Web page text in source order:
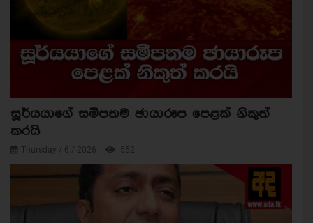
සූර්යයාගේ සමීපතම ඡායාරූප පෙළක් නිකුත්
කරයි
Thursday / 6 / 2026 552